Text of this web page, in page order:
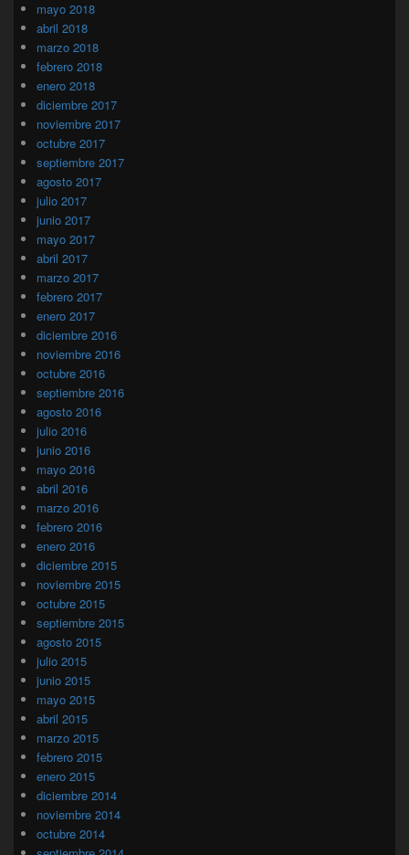
mayo 2018
abril 2018
marzo 2018
febrero 2018
enero 2018
diciembre 2017
noviembre 2017
octubre 2017
septiembre 2017
agosto 2017
julio 2017
junio 2017
mayo 2017
abril 2017
marzo 2017
febrero 2017
enero 2017
diciembre 2016
noviembre 2016
octubre 2016
septiembre 2016
agosto 2016
julio 2016
junio 2016
mayo 2016
abril 2016
marzo 2016
febrero 2016
enero 2016
diciembre 2015
noviembre 2015
octubre 2015
septiembre 2015
agosto 2015
julio 2015
junio 2015
mayo 2015
abril 2015
marzo 2015
febrero 2015
enero 2015
diciembre 2014
noviembre 2014
octubre 2014